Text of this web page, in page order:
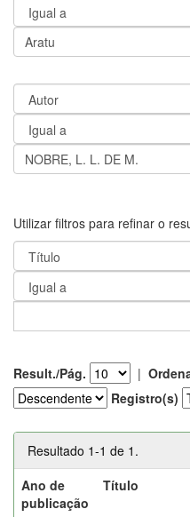
Utilizar filtros para refinar o
Result./Pág. |
Registro(s)
Resultado 1-1 de 1.
Ano de
publicação
Título